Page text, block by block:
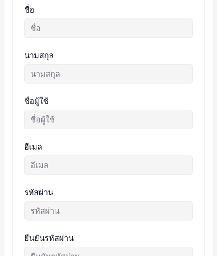
ชื่อ
นามสกุล
ชื่อผู้ใช้
อีเมล
รหัสผ่าน
ยืนยันรหัสผ่าน